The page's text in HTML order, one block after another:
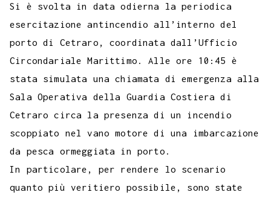
o
o
e
r
A
p
p
r
a
m
g
e
r
e
s
t
d
I
t
r
L
i
n
k
Si è svolta in data odierna la periodica
esercitazione antincendio all’interno del
porto di Cetraro, coordinata dall’Ufficio
Circondariale Marittimo. Alle ore 10:45 è
stata simulata una chiamata di emergenza alla
Sala Operativa della Guardia Costiera di
Cetraro circa la presenza di un incendio
scoppiato nel vano motore di una imbarcazione
da pesca ormeggiata in porto.
In particolare, per rendere lo scenario
quanto più veritiero possibile, sono state